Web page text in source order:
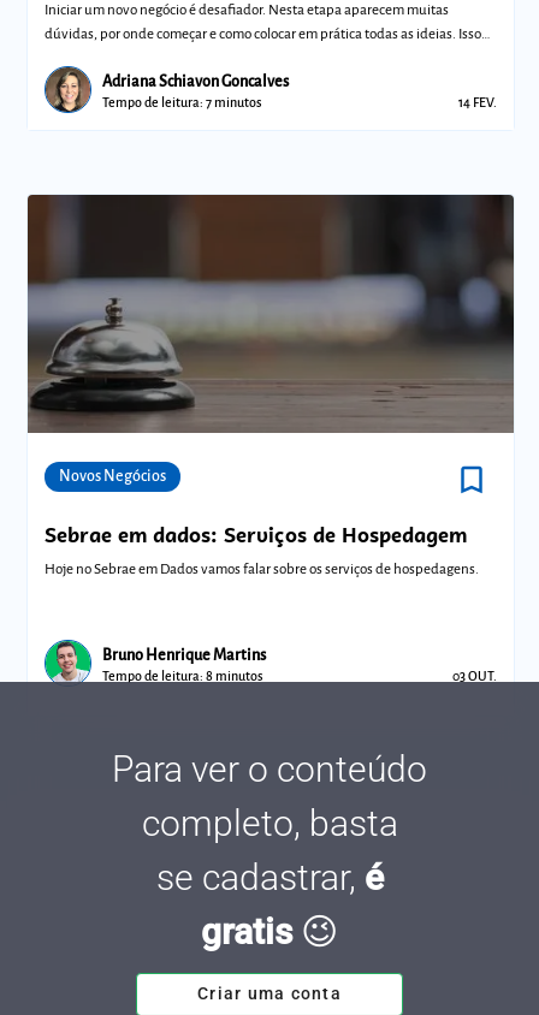
Iniciar um novo negócio é desafiador. Nesta etapa aparecem muitas
dúvidas, por onde começar e como colocar em prática todas as ideias. Isso
Adriana Schiavon Goncalves
Tempo de leitura: 7 minutos 14 FEV.
Novos Negócios bookmark_border
Sebrae em dados: Serviços de Hospedagem
Hoje no Sebrae em Dados vamos falar sobre os serviços de hospedagens.
Bruno Henrique Martins
Tempo de leitura: 8 minutos 03 OUT.
Para ver o conteúdo
completo, basta
se cadastrar, é
gratis😉
Criar uma conta